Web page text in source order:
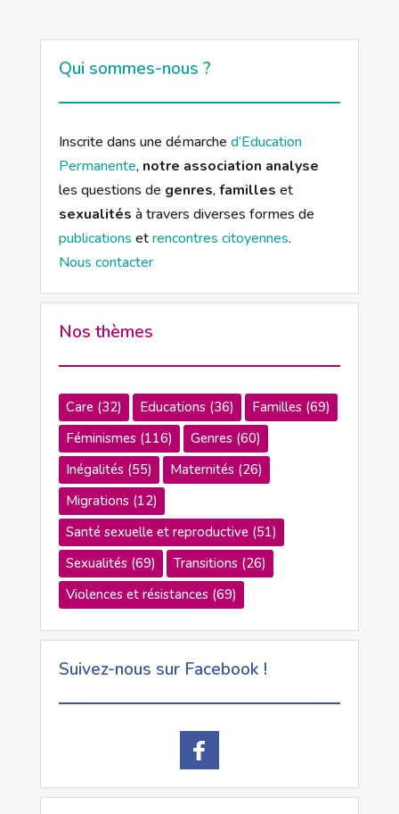
Qui sommes-nous ?
Inscrite dans une démarche d’Education
Permanente, notre association analyse
les questions de genres,familles et
sexualités à travers diverses formes de
publications etrencontres citoyennes.
Nous contacter
Nos thèmes
Care(32) Educations(36) Familles(69)
Féminismes(116) Genres(60)
Inégalités(55) Maternités(26)
Migrations(12)
Santé sexuelle et reproductive(51)
Sexualités(69) Transitions(26)
Violences et résistances(69)
Suivez-nous sur Facebook !